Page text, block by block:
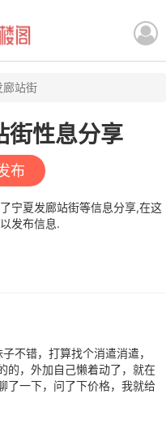
廊站街
街性息分享
布
宁夏发廊站街等信息分享,在这
发布信息.
不错，打算找个消遣消遣，
的，外加自己懒着动了，就在
了一下，问了下价格，我就给